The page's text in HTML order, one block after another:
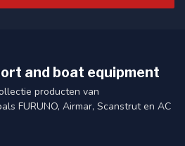
and boat equipment
producten van
FURUNO, Airmar, Scanstrut en AC